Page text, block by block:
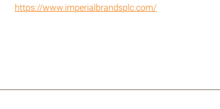
https://www.imperialbrandsplc.com/